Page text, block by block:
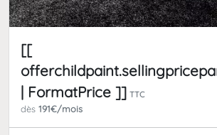
[[
| FormatPrice ]] TTC
dès 191€/mois